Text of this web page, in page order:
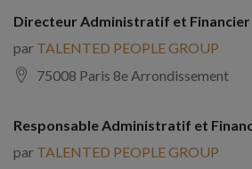
Directeur Administratif et Financier
par TALENTED PEOPLE GROUP
75008 Paris 8e Arrondissement
Responsable Administratif et
par TALENTED PEOPLE GROUP